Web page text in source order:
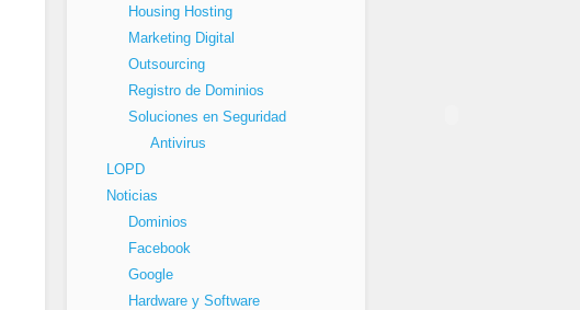
Housing Hosting
Marketing Digital
Outsourcing
Registro de Dominios
Soluciones en Seguridad
Antivirus
LOPD
Noticias
Dominios
Facebook
Google
Hardware y Software